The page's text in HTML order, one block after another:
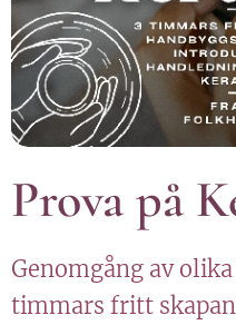
Prova på
Genomgång av
timmars fritt